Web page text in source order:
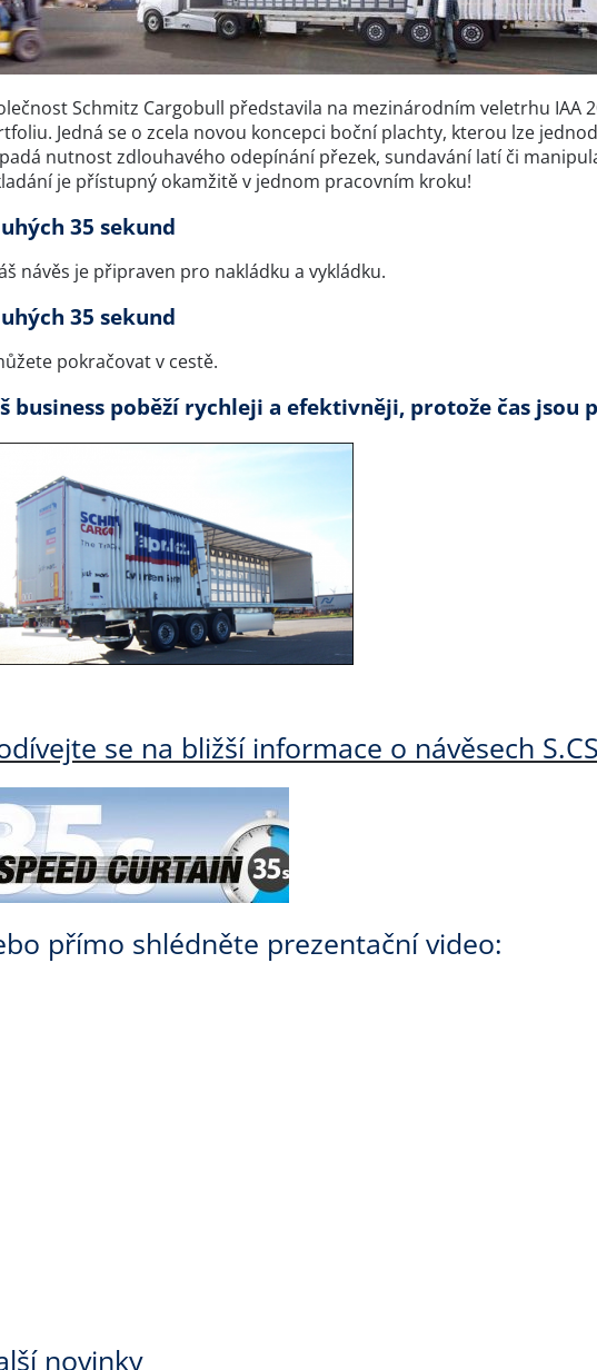
Schmitz Cargobull představila na mezinárodním veletrhu IAA
Jedná se o zcela novou koncepci boční plachty, kterou lze
nutnost zdlouhavého odepínání přezek, sundavání latí či
je přístupný okamžitě v jednom pracovním kroku!
35 sekund
návěs je připraven pro nakládku a vykládku.
35 sekund
pokračovat v cestě.
business poběží rychleji a efektivněji, protože čas jsou
se na bližší informace o návěsech S.CS
přímo shlédněte prezentační video:
novinky